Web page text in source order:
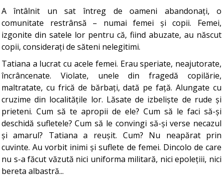
A întâlnit un sat întreg de oameni abandonați, o
comunitate restrânsă – numai femei și copii. Femei,
izgonite din satele lor pentru că, fiind abuzate, au născut
copii, considerați de săteni nelegitimi.
Tatiana a lucrat cu acele femei. Erau speriate, neajutorate,
încrâncenate. Violate, unele din fragedă copilărie,
maltratate, cu frică de bărbați, dată pe față. Alungate cu
cruzime din localitățile lor. Lăsate de izbeliște de rude și
prieteni. Cum să te apropii de ele? Cum să le faci să-și
deschidă sufletele? Cum să le convingi să-și verse necazul
și amarul? Tatiana a reușit. Cum? Nu neapărat prin
cuvinte. Au vorbit inimi și suflete de femei. Dincolo de care
nu s-a făcut văzută nici uniforma militară, nici epolețiii, nici
bereta albastră...